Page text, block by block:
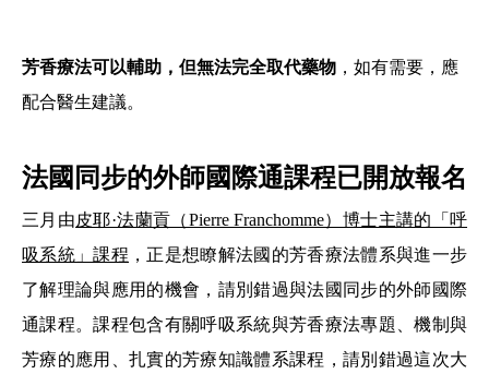
芳香療法可以輔助，但無法完全取代藥物 ，如有需要，應
配合醫生建議。
法國同步的外師國際通課程已開放報名
三月由皮耶·法蘭貢（Pierre Franchomme）博士主講的「呼
吸系統」課程 ，正是想瞭解法國的芳香療法體系與進一步
了解理論與應用的機會，請別錯過與法國同步的外師國際
通課程。課程包含有關呼吸系統與芳香療法專題、機制與
芳療的應用、扎實的芳療知識體系課程，請別錯過這次大